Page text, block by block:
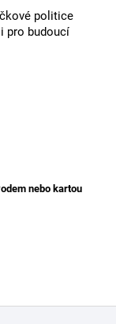
politice
pro budoucí
nebo kartou